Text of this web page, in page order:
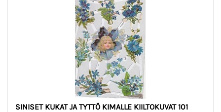
SINISET KUKAT JA TYTTÖ KIMALLE KIILTOKUVAT 101